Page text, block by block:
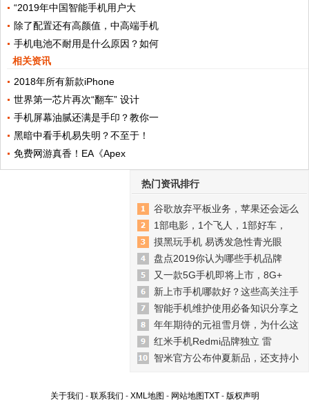
“2019年中国智能手机用户大
除了配置还有高颜值，中高端手机
手机电池不耐用是什么原因？如何
相关资讯
2018年所有新款iPhone
世界第一芯片再次“翻车” 设计
手机屏幕油腻还满是手印？教你一
黑暗中看手机易失明？不至于！
免费网游真香！EA《Apex
热门资讯排行
谷歌放弃平板业务，苹果还会远么
1部电影，1个飞人，1部好车，
摸黑玩手机 易诱发急性青光眼
盘点2019你认为哪些手机品牌
又一款5G手机即将上市，8G+
新上市手机哪款好？这些高关注手
智能手机维护使用必备知识分享之
年年期待的元祖雪月饼，为什么这
红米手机Redmi品牌独立 雷
智米官方公布仲夏新品，还支持小
关于我们 - 联系我们 - XML地图 - 网站地图TXT- 版权声明